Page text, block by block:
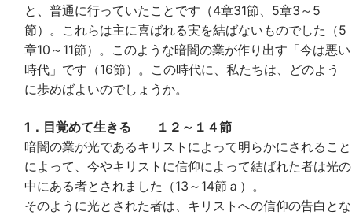
と、普通に行っていたことです（4章31節、5章3～5
節）。これらは主に喜ばれる実を結ばないものでした（5
章10～11節）。このような暗闇の業が作り出す「今は悪い
時代」です（16節）。この時代に、私たちは、どのよう
に歩めばよいのでしょうか。
1．目覚めて生きる １２～１４節
暗闇の業が光であるキリストによって明らかにされること
によって、今やキリストに信仰によって結ばれた者は光の
中にある者とされました（13～14節ａ）。
そのように光とされた者は、キリストへの信仰の告白とな